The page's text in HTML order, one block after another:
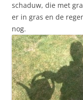
schaduw, die met
er in gras en de
nog.